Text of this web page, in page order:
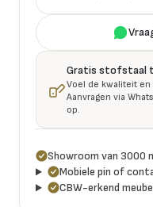
Gratis stofstaal
Voel de kwaliteit
Aanvragen via
op.
Showroom van 3000
Mobiele pin of
CBW-erkend